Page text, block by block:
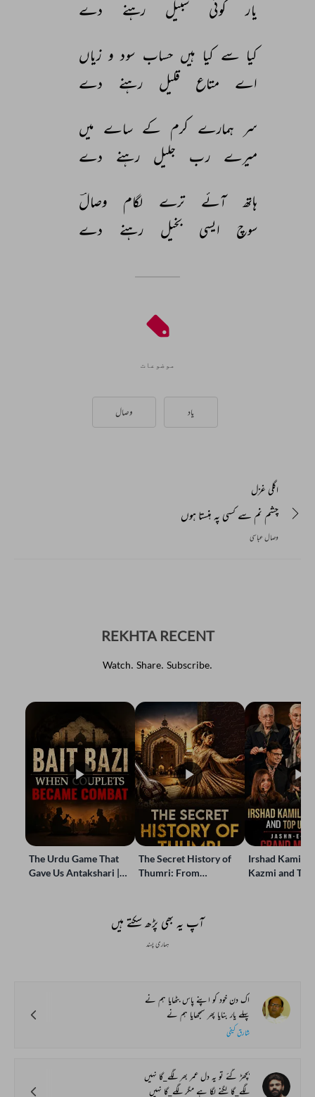
یار
کوئی سبیل رہنے دے
کیا سے کیا ہیں حساب سود و زیاں
اے
متاع قلیل رہنے دے
سر ہمارے کرم کے ساے میں
میرے
رب جلیل رہنے دے
ہاتھ آئے ترے لگام
وصالؔ
سوچ
ایسی بخیل رہنے دے
موضوعات
یاد وصال
اگلی غزل
چشم نم سے کسی پہ ہنستا ہوں
وصال عباسی
REKHTA RECENT
Watch. Share. Subscribe.
The Urdu Game That
Gave Us Antakshari |
The Secret History of
Thumri: From
Irshad Kamil,
Kazmi and
آپ یہ بھی پڑھ سکتے ہیں
ہماری پسند
اک دن خود کو اپنے پاس بٹھایا ہم نے
پہلے یار بنایا پھر سمجھایا ہم نے
شارق کیفی
بچھڑ گئے تو یہ دل عمر بھر لگے_گا نہیں
لگے_گا لگنے لگا ہے مگر لگے_گا نہیں